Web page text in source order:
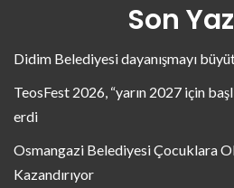
Son
Didim Belediyesi dayanışmayı
TeosFest 2026, “yarın 2027 için
erdi
Osmangazi Belediyesi Çocuklara
Kazandırıyor